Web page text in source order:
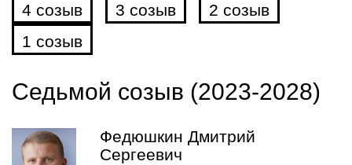
4 созыв
3 созыв
2 созыв
1 созыв
Седьмой созыв (2023-2028)
Федюшкин Дмитрий
Сергеевич